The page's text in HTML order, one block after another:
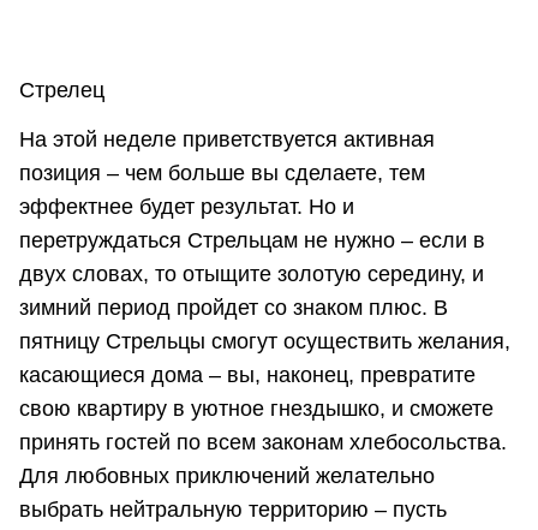
Стрелец
На этой неделе приветствуется активная
позиция – чем больше вы сделаете, тем
эффектнее будет результат. Но и
перетруждаться Стрельцам не нужно – если в
двух словах, то отыщите золотую середину, и
зимний период пройдет со знаком плюс. В
пятницу Стрельцы смогут осуществить желания,
касающиеся дома – вы, наконец, превратите
свою квартиру в уютное гнездышко, и сможете
принять гостей по всем законам хлебосольства.
Для любовных приключений желательно
выбрать нейтральную территорию – пусть